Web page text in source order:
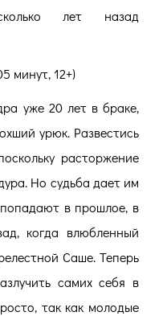
лет назад
минут, 12+)
уже 20 лет в браке,
урюк. Развестись
расторжение
Но судьба дает им
в прошлое, в
когда влюбленный
Саше. Теперь
самих себя в
так как молодые